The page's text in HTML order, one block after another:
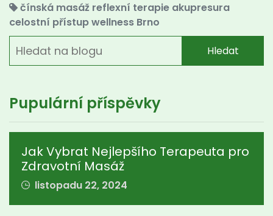
čínská masáž reflexní terapie akupresura
celostní přístupwellness Brno
Hledat
Pupulární příspěvky
Jak Vybrat Nejlepšího Terapeuta pro
Zdravotní Masáž
listopadu 22, 2024